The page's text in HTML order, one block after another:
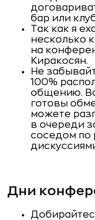
бар или
Так как я
несколько
на
Киракосян.
Не
100%
общению.
готовы
можете
в очереди
соседом по
Дни